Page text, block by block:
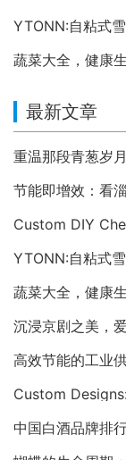
YTONN:自粘式
蔬菜大全，健康
最新文章
节能即增效：看
YTONN:自粘式
蔬菜大全，健康
沉浸京剧之美，
Custom
中国白酒品牌排